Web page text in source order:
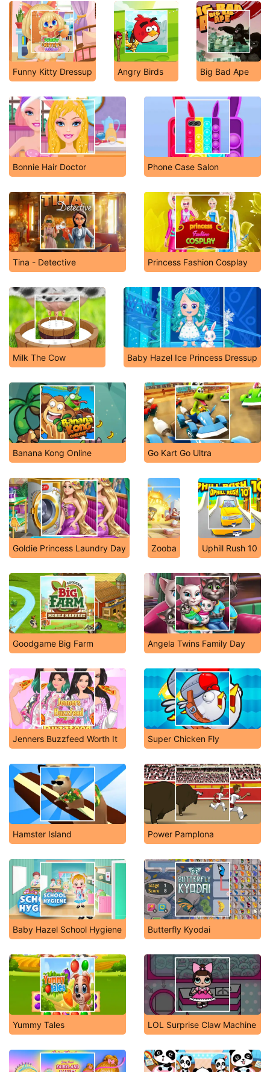
Funny Kitty Dressup Angry Birds Big Bad Ape
Bonnie Hair Doctor Phone Case Salon
Tina - Detective Princess Fashion Cosplay
Milk The Cow Baby Hazel Ice Princess Dressup
Banana Kong Online Go Kart Go Ultra
Goldie Princess Laundry Day Zooba Uphill Rush 10
Goodgame Big Farm Angela Twins Family Day
Jenners Buzzfeed Worth It Super Chicken Fly
Hamster Island Power Pamplona
Baby Hazel School Hygiene Butterfly Kyodai
Yummy Tales LOL Surprise Claw Machine